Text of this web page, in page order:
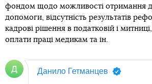
фондом щодо можливості отримання
допомоги, відсутність результатів
кадрові рішення в податковій і
оплати праці медикам та ін.